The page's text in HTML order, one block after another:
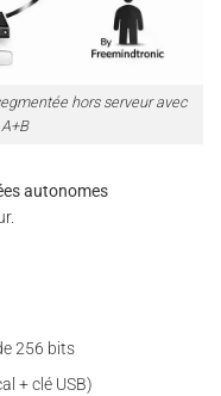
hors serveur avec
autonomes
256 bits
+ clé USB)